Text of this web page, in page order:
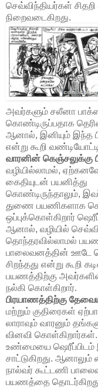
செவ்விந்தியர்கள்
நிறைவடைகிறது.
அவர்களும் சலீனா
கொண்டிருப்பதாக
ஆனால், இனியும் இந்த
என்று கூறி
வாரனின் கெஞ்சலுக்கு
வழியில்லாமல்,
கைதியுடன் பயனித்து
கொண்டிருந்தாலும்,
துணை பயணிகளாக
ஒப்புக்கொள்கிறார்
ஆனால், வழியில்
தொந்தரவில்லாமல்
பாலைவனத்தின் ஊடே
சிறந்தது என்று கூறி
பயணத்திற்கு
நல்கி கொள்கிறார்.
பிரயாணத்திற்கு
மற்றும் குதிரைகள்
லாராவும் வாரனும்
வினவி
உண்மையை ஷெரீப்பிடம்
சாட்டுகிறது. ஆனாலும்
நால்வர் கூட்டணி
பயணத்தை